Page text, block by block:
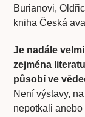
Burianovi,
kniha Česká
Je nadále
zejména
působí ve
Není výstavy,
nepotkali